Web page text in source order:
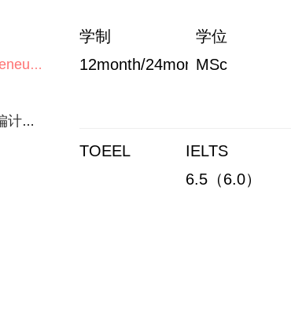
Sustainable Energy and Entrepreneurship
Human Computer Interaction（偏计算机方向）
学制
12month/24month
学位
MSc
TOEEL
IELTS
6.5（6.0）